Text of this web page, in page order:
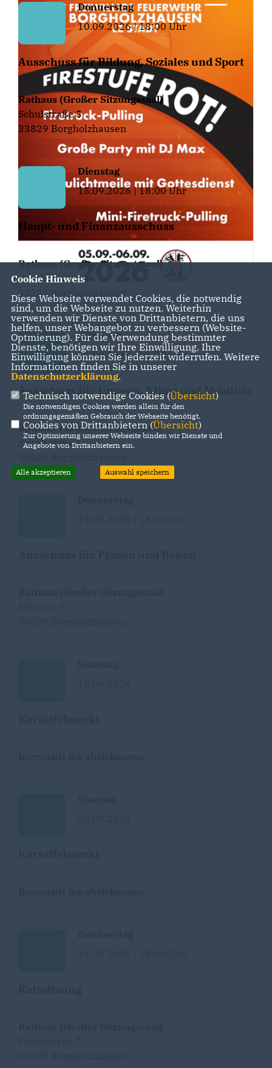
Donnerstag
10.09.2026 | 18:00 Uhr
Ausschuss für Bildung, Soziales und Sport
Rathaus (Großer Sitzungssaal)
Schulstraße 5
33829 Borgholzhausen
Dienstag
15.09.2026 | 18:00 Uhr
Haupt- und Finanzausschuss
Rathaus (Großer Sitzungssaal)
Schulstraße 5
33829 Borgholzhausen
Mittwoch
16.09.2026 | 18:00 Uhr
Ausschuss für Umwelt, Klima und Mobilität
Rathaus (Großer Sitzungssaal)
Schulstraße 5
Cookie Hinweis
Diese Webseite verwendet Cookies, die notwendig
sind, um die Webseite zu nutzen. Weiterhin
verwenden wir Dienste von Drittanbietern, die uns
helfen, unser Webangebot zu verbessern (Website-
Optmierung). Für die Verwendung bestimmter
Dienste, benötigen wir Ihre Einwilligung. Ihre
Einwilligung können Sie jederzeit widerrufen. Weitere
Informationen finden Sie in unserer
Datenschutzerklärung.
Technisch notwendige Cookies (Übersicht)
Die notwendigen Cookies werden allein für den
ordnungsgemäßen Gebrauch der Webseite benötigt.
Cookies von Drittanbietern (Übersicht)
Zur Optimierung unserer Webseite binden wir Dienste und
Angebote von Drittanbietern ein.
Alle akzeptieren Auswahl speichern